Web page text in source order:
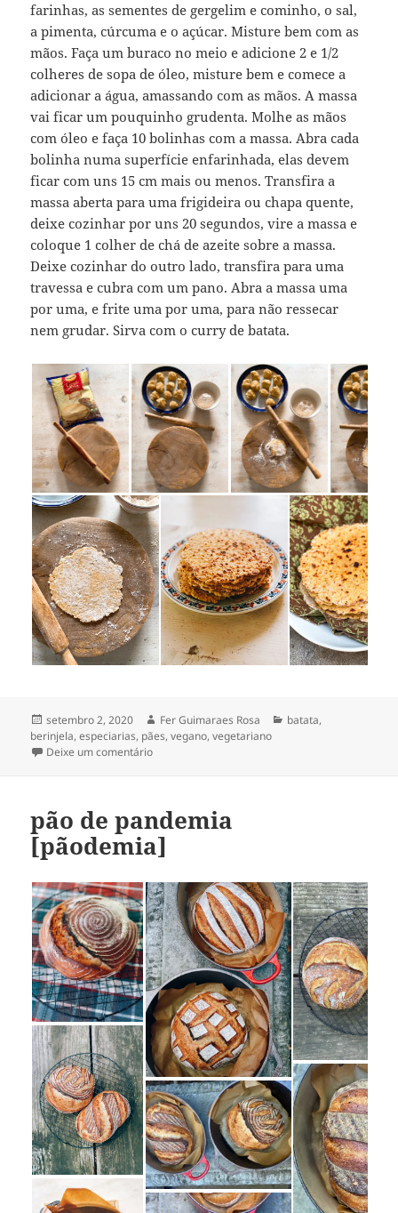
farinhas, as sementes de gergelim e cominho, o sal,
a pimenta, cúrcuma e o açúcar. Misture bem com as
mãos. Faça um buraco no meio e adicione 2 e 1/2
colheres de sopa de óleo, misture bem e comece a
adicionar a água, amassando com as mãos. A massa
vai ficar um pouquinho grudenta. Molhe as mãos
com óleo e faça 10 bolinhas com a massa. Abra cada
bolinha numa superfície enfarinhada, elas devem
ficar com uns 15 cm mais ou menos. Transfira a
massa aberta para uma frigideira ou chapa quente,
deixe cozinhar por uns 20 segundos, vire a massa e
coloque 1 colher de chá de azeite sobre a massa.
Deixe cozinhar do outro lado, transfira para uma
travessa e cubra com um pano. Abra a massa uma
por uma, e frite uma por uma, para não ressecar
nem grudar. Sirva com o curry de batata.
Publicado
em
setembro 2, 2020 Autor
Fer Guimaraes Rosa Categorias
batata,
berinjela,especiarias, pães,vegano,vegetariano
Deixe um comentárioem curry de berinjela & batata [e pão indiano de
pão de pandemia
[pãodemia]